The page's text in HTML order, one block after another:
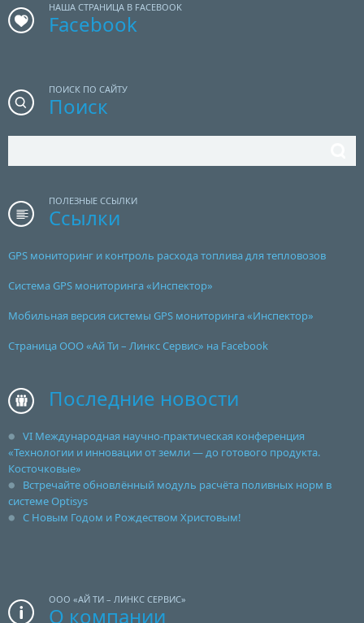
НАША СТРАНИЦА В FACEBOOK
Facebook
ПОИСК ПО САЙТУ
Поиск
ПОЛЕЗНЫЕ ССЫЛКИ
Ссылки
GPS мониторинг и контроль расхода топлива для тепловозов
Система GPS мониторинга «Инспектор»
Мобильная версия системы GPS мониторинга «Инспектор»
Страница ООО «Ай Ти – Линкс Сервис» на Facebook
Последние новости
VI Международная научно-практическая конференция
«Технологии и инновации от земли — до готового продукта.
Косточковые»
Встречайте обновлённый модуль расчёта поливных норм в
системе Optisys
С Новым Годом и Рождеством Христовым!
ООО «АЙ ТИ – ЛИНКС СЕРВИС»
О компании